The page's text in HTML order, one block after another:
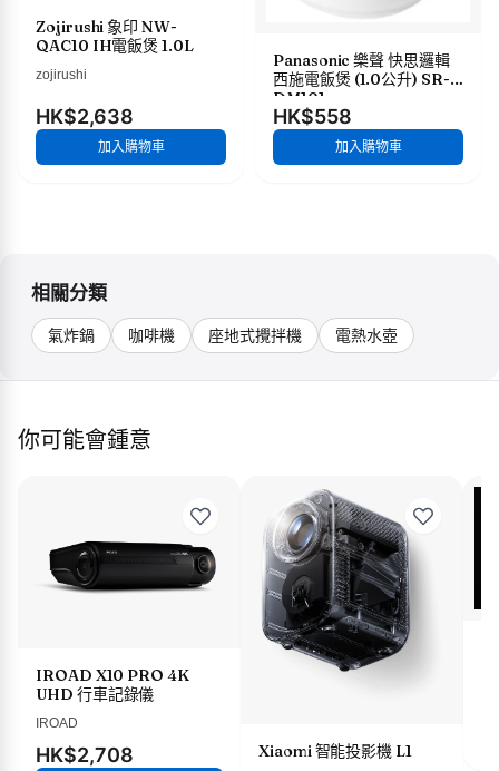
Zojirushi 象印 NW-
QAC10 IH電飯煲 1.0L
zojirushi
HK$2,638
加入購物車
Panasonic 樂聲 快思邏輯
西施電飯煲 (1.0公升) SR-
DM101
HK$558
加入購物車
相關分類
氣炸鍋 咖啡機 座地式攪拌機 電熱水壺
你可能會鍾意
IROAD X10 PRO 4K
UHD 行車記錄儀
IROAD
HK$2,708 Xiaomi 智能投影機 L1